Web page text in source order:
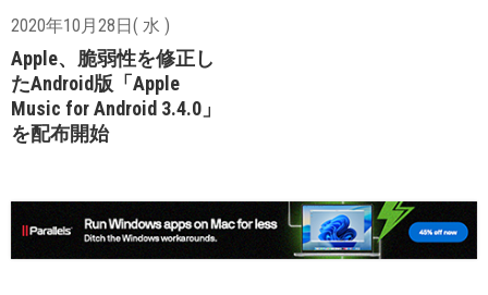
2020年10月28日( 水 )
Apple、脆弱性を修正し
たAndroid版「Apple
Music for Android 3.4.0」
を配布開始